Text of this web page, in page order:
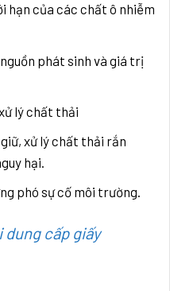
hạn của các chất ô nhiễm
phát sinh và giá trị
lý chất thải
xử lý chất thải rắn
hại.
phó sự cố môi trường.
dung cấp giấy